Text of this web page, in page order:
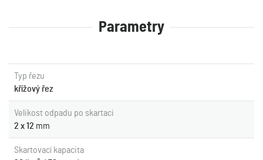
Parametry
Typ řezu
křížový řez
Velikost odpadu po skartaci
2 x 12 mm
Skartovací kapacita